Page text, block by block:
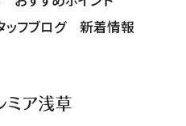
ッフブログ 新着情報